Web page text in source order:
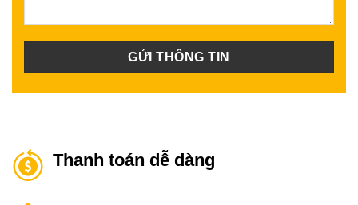
Thanh toán dễ dàng